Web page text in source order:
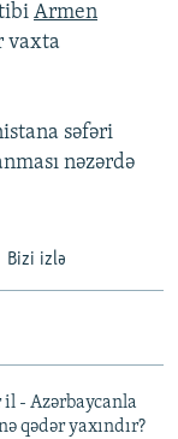
Armen
vaxta
səfəri
nəzərdə
Bizi izlə
il - Azərbaycanla
qədər yaxındır?